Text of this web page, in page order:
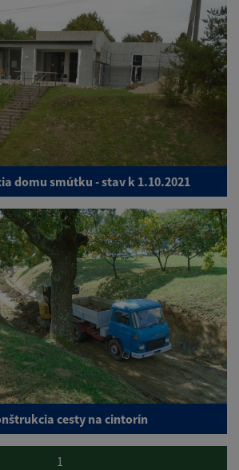
domu smútku - stav k 1.10.2021
cesty na cintorín
1